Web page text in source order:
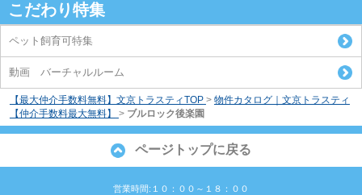
こだわり特集
ペット飼育可特集
動画 バーチャルルーム
【最大仲介手数料無料】文京トラスティTOP > 物件カタログ｜文京トラスティ
【仲介手数料最大無料】
> ブルロック後楽園
ページトップに戻る
営業時間:１０：００～１８：００